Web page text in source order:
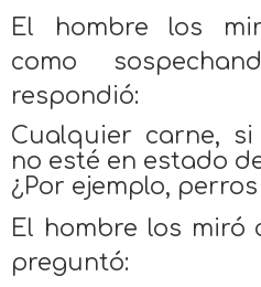
El hombre los
como
respondió:
Cualquier carne, si
no esté en estado
¿Por ejemplo,
El hombre los miró
preguntó: